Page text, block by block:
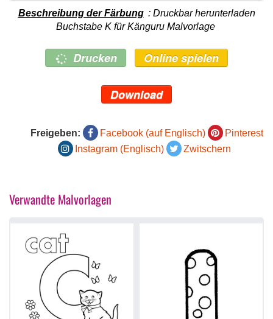
Beschreibung der Färbung : Druckbar herunterladen
Buchstabe K für Känguru Malvorlage
Drucken Online spielen
Download
Freigeben: Facebook (auf Englisch)
Pinterest
Instagram (Englisch)
Zwitschern
Verwandte Malvorlagen